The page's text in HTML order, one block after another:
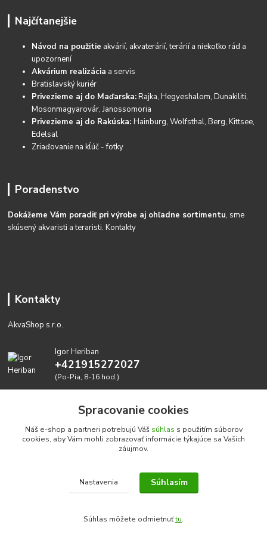
Najčítanejšie
Návod na použitie akvárií, akvaterárií, terárií a niekoľko rád a
upozornení
Akvárium realizácia a servis
Bratislavský kuriér
Privezieme aj do Maďarska:Rajka, Hegyeshalom, Dunakiliti,
Mosonmagyarovár, Janossomoria
Privezieme aj do Rakúska:Hainburg, Wolfsthal, Berg, Kittsee,
Edelsal
Zriaďovanie na kĺúč - fotky
Poradenstvo
Dokážeme Vám poradiť pri výrobe aj ohľadne sortimentu, sme
skúsený akvaristi a teraristi.Kontakty
Kontakty
AkvaShop s.r.o.
Igor Heriban
+421915272027
(Po-Pia, 8-16 hod.)
Realizujeme prírodné akvária: AkvaShop s.r.o. • IBAN:
SK3911000000002947087849
Spracovanie cookies
Náš e-shop a partneri potrebujú Váš súhlas s použitím súborov
cookies, aby Vám mohli zobrazovať informácie týkajúce sa Vašich
záujmov.
Nastavenia Súhlasím
Súhlas môžete odmietnuťtu.